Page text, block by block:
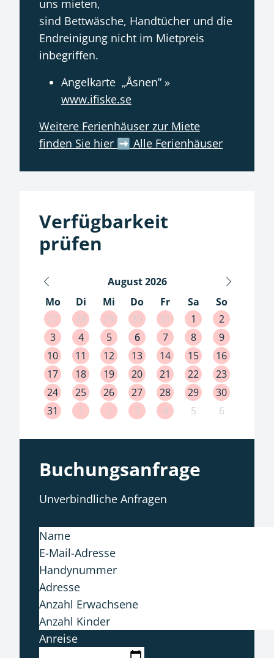
uns mieten,
sind Bettwäsche, Handtücher und die
Endreinigung nicht im Mietpreis
inbegriffen.
Angelkarte „Åsnen” »
www.ifiske.se
Weitere Ferienhäuser zur Miete
finden Sie hier ➡️ Alle Ferienhäuser
Verfügbarkeit
prüfen
August 2026
Mo
Di Mi Do Fr Sa
So
27
28 29 30 31 1
2
3
4 5 6 7 8
9
10
11 12 13 14 15
16
17
18 19 20 21 22
23
24
25 26 27 28 29
30
31
1 2 3 4 5 6
Buchungsanfrage
Unverbindliche Anfragen
Anreise